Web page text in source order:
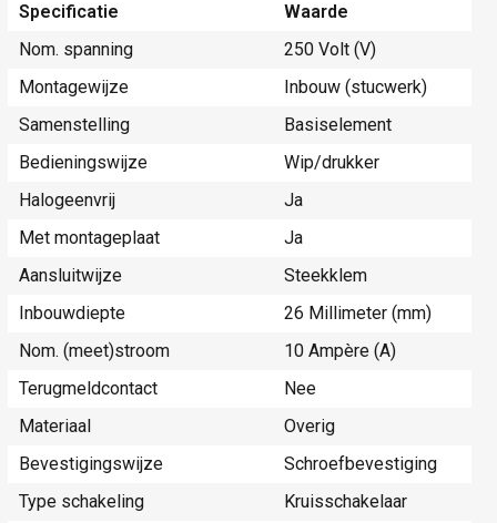
Specificatie
Waarde
Nom. spanning
250 Volt (V)
Montagewijze
Inbouw (stucwerk)
Samenstelling
Basiselement
Bedieningswijze
Wip/drukker
Halogeenvrij
Ja
Met montageplaat
Ja
Aansluitwijze
Steekklem
Inbouwdiepte
26 Millimeter (mm)
Nom. (meet)stroom
10 Ampère (A)
Terugmeldcontact
Nee
Materiaal
Overig
Bevestigingswijze
Schroefbevestiging
Type schakeling
Kruisschakelaar